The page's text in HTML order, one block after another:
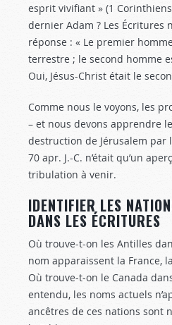
esprit vivifiant » (1
dernier Adam ? Les Écritures
réponse : « Le premier
terrestre ; le second homme
Oui, Jésus-Christ était le
Comme nous le voyons, les
– et nous devons apprendre
destruction de Jérusalem par
70 apr. J.-C. n’était qu’un
tribulation à venir.
IDENTIFIER LES
DANS LES ÉCRITURES
Où trouve-t-on les Antilles
nom apparaissent la France,
Où trouve-t-on le Canada
entendu, les noms actuels
ancêtres de ces nations sont